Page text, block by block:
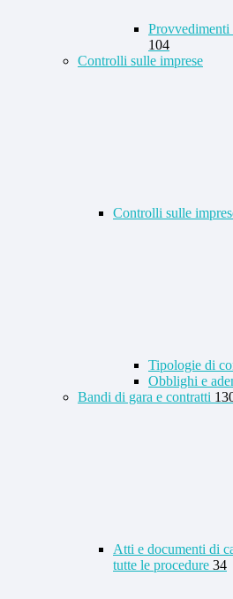
104
Controlli sulle imprese
Controlli sulle
Tipologie di
Obblighi e
Bandi di gara e contratti
Atti e documenti di
tutte le procedure 34